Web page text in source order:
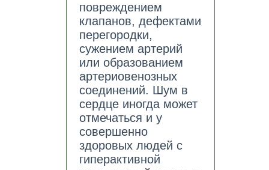
повреждением
клапанов, дефектами
перегородки,
сужением артерий
или образованием
артериовенозных
соединений. Шум в
сердце иногда может
отмечаться и у
совершенно
здоровых людей с
гиперактивной